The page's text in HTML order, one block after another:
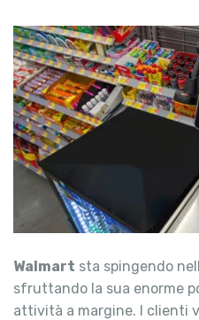
Walmart sta spingendo
sfruttando la sua enorme
attività a margine. I clienti